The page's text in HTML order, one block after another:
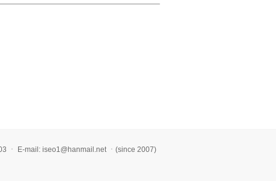
ㆍ E-mail: iseo1@hanmail.net ㆍ(since 2007)